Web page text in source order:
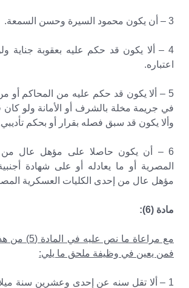
3 – أن يكون محمود السيرة وحسن السمعة.
4 – ألا يكون قد حكم عليه بعقوبة جناية
اعتباره.
5 – ألا يكون قد حكم عليه من المحاكم أو
في جريمة مخلة بالشرف أو الأمانة ولو كان
وألا يكون قد سبق فصله بقرار أو بحكم
6 – أن يكون حاصلا على مؤهل عال من
المصرية أو ما يعادله أو على شهادة
مؤهل عال من إحدى الكليات العسكرية
مادة (6):
مع مراعاة ما نص
فمن يعين في وظيفة ملحق ما يلي:
1 – ألا تقل سنه عن إحدى وعشرين سنة